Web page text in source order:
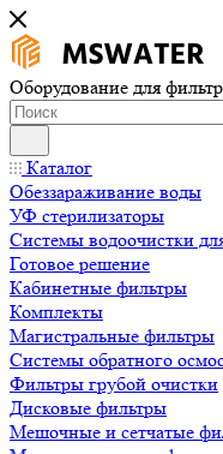
Оборудование для
Каталог
Обеззараживание воды
УФ стерилизаторы
Системы водоочистки
Готовое решение
Кабинетные фильтры
Комплекты
Магистральные фильтры
Системы обратного
Фильтры грубой очистки
Дисковые фильтры
Мешочные и сетчатые